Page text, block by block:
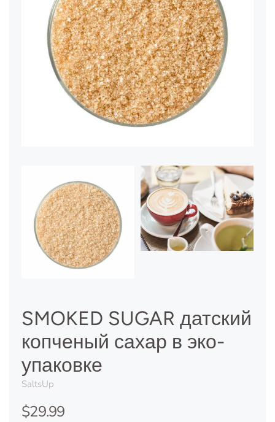
SMOKED SUGAR датский
копченый сахар в эко-
упаковке
SaltsUp
$29.99